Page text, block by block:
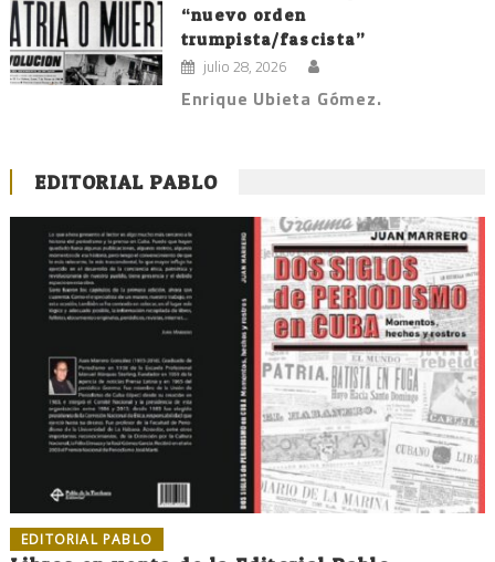
“nuevo orden
trumpista/fascista”
julio 28, 2026
Enrique Ubieta Gómez.
EDITORIAL PABLO
EDITORIAL PABLO